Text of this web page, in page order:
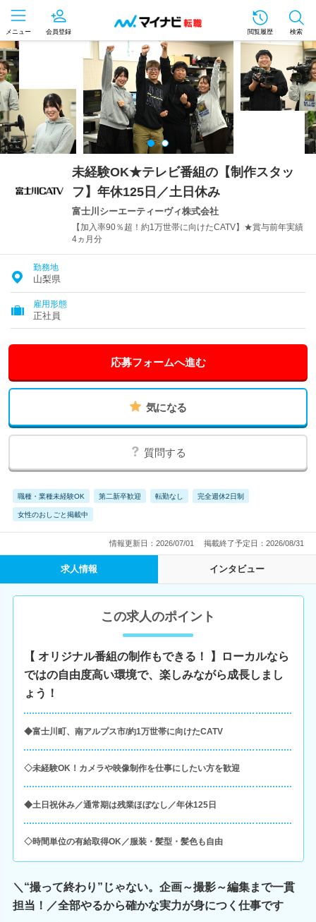
メニュー 会員登録 閲覧履歴 検索
未経験OK★テレビ番組の【制作スタッ
フ】年休125日／土日休み
富士川シーエーティーヴィ株式会社
【加入率90％超！約1万世帯に向けたCATV】★賞与前年実績
4ヵ月分
勤務地
山梨県
雇用形態
正社員
応募フォームへ進む
気になる
質問する
職種・業種未経験OK 第二新卒歓迎 転勤なし 完全週休2日制
女性のおしごと掲載中
情報更新日：2026/07/01 掲載終了予定日：2026/08/31
求人情報 インタビュー
この求人のポイント
【 オリジナル番組の制作もできる！ 】ローカルなら
ではの自由度高い環境で、楽しみながら成長しまし
ょう！
◆富士川町、南アルプス市/約1万世帯に向けたCATV
◇未経験OK！カメラや映像制作を仕事にしたい方を歓迎
◆土日祝休み／通常期は残業ほぼなし／年休125日
◇時間単位の有給取得OK／服装・髪型・髪色も自由
＼“撮って終わり”じゃない。企画～撮影～編集まで一貫
担当！／全部やるから確かな実力が身につく仕事です